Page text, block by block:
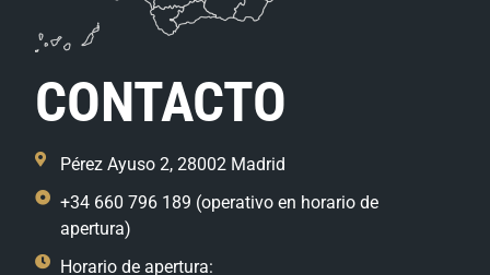
CONTACTO
Pérez Ayuso 2, 28002 Madrid
+34 660 796 189 (operativo en horario de
apertura)
Horario de apertura: